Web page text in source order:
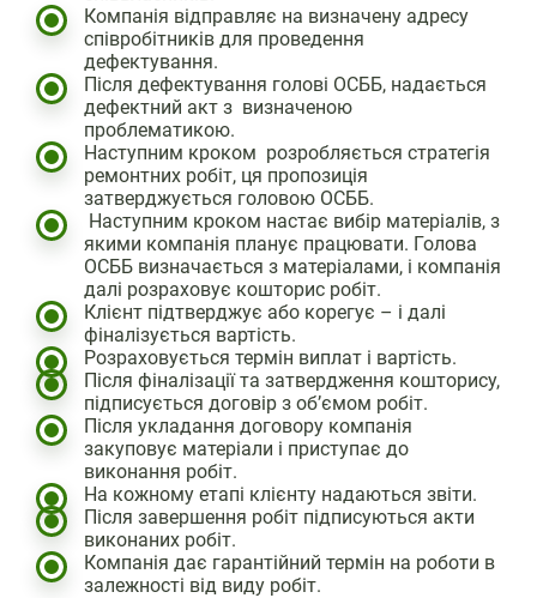
Компанія відправляє на визначену адресу
співробітників для проведення
дефектування.
Після дефектування голові ОСББ, надається
дефектний акт з визначеною
проблематикою.
Наступним кроком розробляється стратегія
ремонтних робіт, ця пропозиція
затверджується головою ОСББ.
Наступним кроком настає вибір матеріалів, з
якими компанія планує працювати. Голова
ОСББ визначається з матеріалами, і компанія
далі розраховує кошторис робіт.
Клієнт підтверджує або корегує – і далі
фіналізується вартість.
Розраховується термін виплат і вартість.
Після фіналізації та затвердження кошторису,
підписується договір з об’ємом робіт.
Після укладання договору компанія
закуповує матеріали і приступає до
виконання робіт.
На кожному етапі клієнту надаються звіти.
Після завершення робіт підписуються акти
виконаних робіт.
Компанія дає гарантійний термін на роботи в
залежності від виду робіт.